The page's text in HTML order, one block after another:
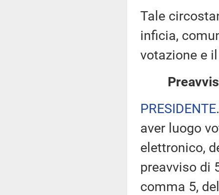
Tale
inficia,
votazione e
PRESIDENTE
aver luogo
elettronico,
preavviso di
comma 5,